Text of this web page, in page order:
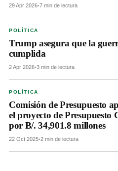
29 Apr 2026•7 min de lectura
POLÍTICA
Trump asegura que la
cumplida
2 Apr 2026•3 min de lectura
POLÍTICA
Comisión de Presupuesto
el proyecto de Presupuesto
por B/. 34,901.8 millones
22 Oct 2025•2 min de lectura